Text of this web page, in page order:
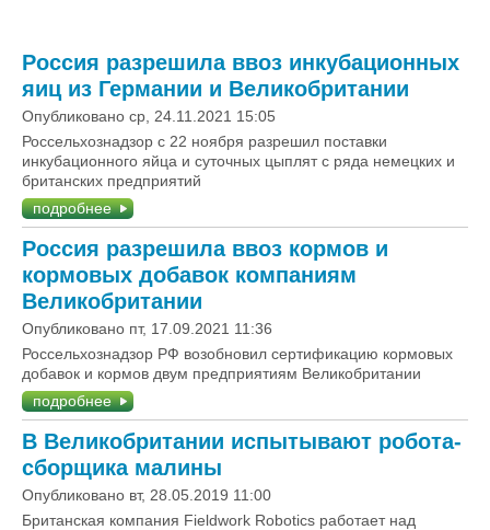
Россия разрешила ввоз инкубационных
яиц из Германии и Великобритании
Опубликовано ср, 24.11.2021 15:05
Россельхознадзор с 22 ноября разрешил поставки
инкубационного яйца и суточных цыплят с ряда немецких и
британских предприятий
подробнее
Россия разрешила ввоз кормов и
кормовых добавок компаниям
Великобритании
Опубликовано пт, 17.09.2021 11:36
Россельхознадзор РФ возобновил сертификацию кормовых
добавок и кормов двум предприятиям Великобритании
подробнее
В Великобритании испытывают робота-
сборщика малины
Опубликовано вт, 28.05.2019 11:00
Британская компания Fieldwork Robotics работает над